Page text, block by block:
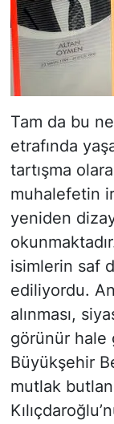
Tam da bu
etrafında
tartışma
muhalefetin
yeniden
isimlerin saf
ediliyordu.
alınması,
görünür hale
Büyükşehir
mutlak